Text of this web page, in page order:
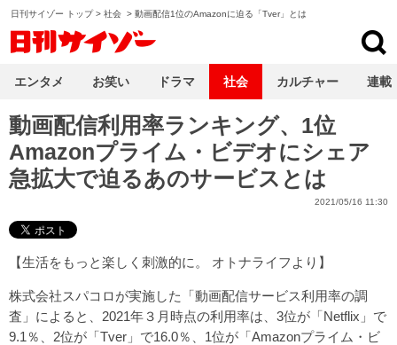
日刊サイゾー トップ> 社会 > 動画配信1位のAmazonに迫る「Tver」とは
動画配信利用率ランキング、1位
Amazonプライム・ビデオにシェア
急拡大で迫るあのサービスとは
2021/05/16 11:30
【生活をもっと楽しく刺激的に。 オトナライフ より】
株式会社スパコロが実施した「動画配信サービス利用率の調
査」によると、2021年３月時点の利用率は、3位が「Netflix」で
9.1％、2位が「Tver」で16.0％、1位が「Amazonプライム・ビ
エンタメ お笑い ドラマ 社会 カルチャー 連載